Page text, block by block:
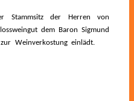
Stammsitz der Herren von
dem Baron Sigmund
Weinverkostung einlädt.